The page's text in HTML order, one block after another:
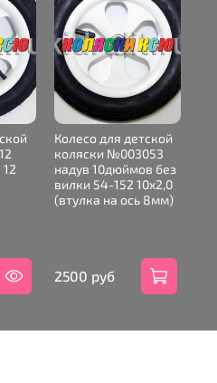
Колесо для детской
коляски №003053
надув 10дюймов без
вилки 54-152 10х2,0
(втулка на ось 8мм)
2500 руб